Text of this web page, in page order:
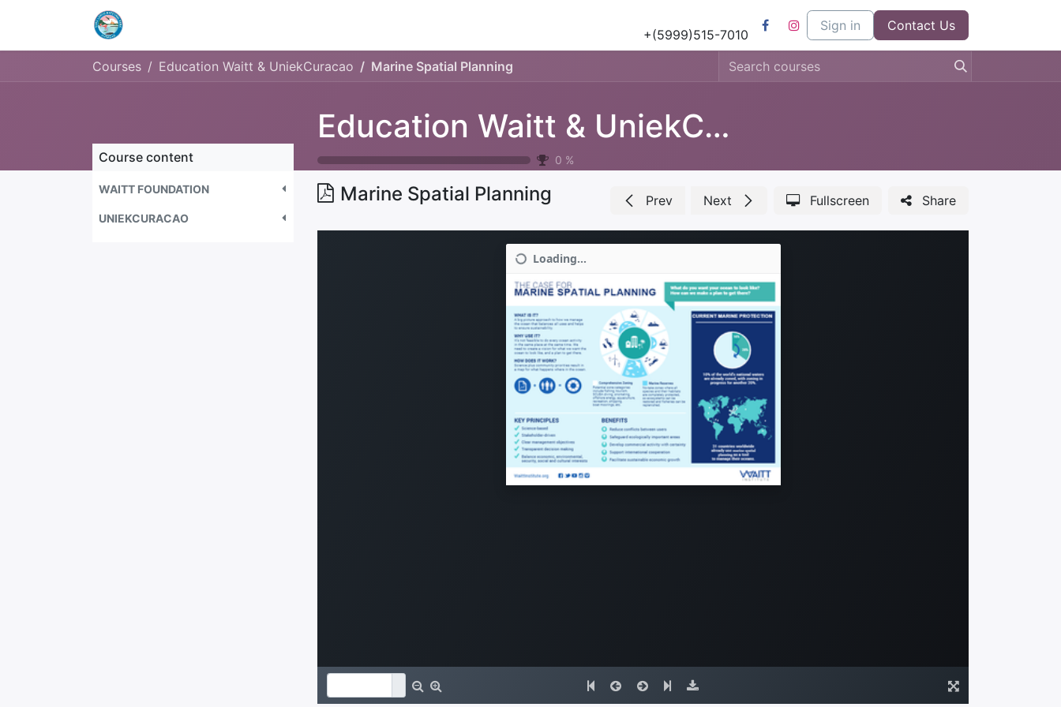
Lesmateriaal Kom bij ons werken Contact us
+(5999)515-7010
Sign in Contact Us
Courses Education Waitt & UniekCuracao Marine Spatial Planning
Education Waitt & UniekCuracao
0 %
Course content
WAITT FOUNDATION
UNIEKCURACAO
Marine Spatial Planning Prev Next Fullscreen Share